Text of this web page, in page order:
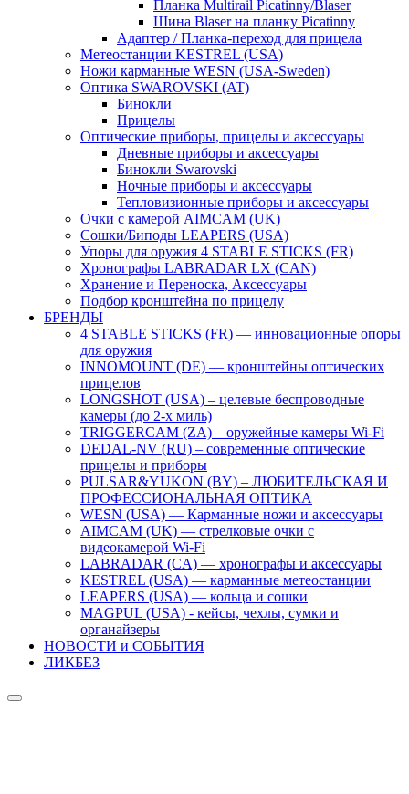
Планка Multirail Picatinny/Blaser
Шина Blaser на планку Picatinny
Адаптер / Планка-переход для прицела
Метеостанции KESTREL (USA)
Ножи карманные WESN (USA-Sweden)
Оптика SWAROVSKI (AT)
Бинокли
Прицелы
Оптические приборы, прицелы и аксессуары
Дневные приборы и аксессуары
Бинокли Swarovski
Ночные приборы и аксессуары
Тепловизионные приборы и аксессуары
Очки с камерой AIMCAM (UK)
Сошки/Биподы LEAPERS (USA)
Упоры для оружия 4 STABLE STICKS (FR)
Хронографы LABRADAR LX (CAN)
Хранение и Переноска, Аксессуары
Подбор кронштейна по прицелу
БРЕНДЫ
4 STABLE STICKS (FR) — инновационные опоры
для оружия
INNOMOUNT (DE) — кронштейны оптических
прицелов
LONGSHOT (USA) – целевые беспроводные
камеры (до 2-х миль)
TRIGGERCAM (ZA) – оружейные камеры Wi-Fi
DEDAL-NV (RU) – современные оптические
прицелы и приборы
PULSAR&YUKON (BY) – ЛЮБИТЕЛЬСКАЯ И
ПРОФЕССИОНАЛЬНАЯ ОПТИКА
WESN (USA) — Карманные ножи и аксессуары
AIMCAM (UK) — стрелковые очки с
видеокамерой Wi-Fi
LABRADAR (CA) — хронографы и аксессуары
KESTREL (USA) — карманные метеостанции
LEAPERS (USA) — кольца и сошки
MAGPUL (USA) - кейсы, чехлы, сумки и
органайзеры
НОВОСТИ и СОБЫТИЯ
ЛИКБЕЗ